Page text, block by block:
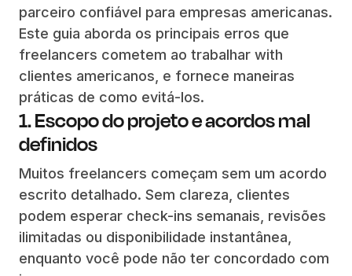
parceiro confiável para empresas americanas.
Este guia aborda os principais erros que
freelancers cometem ao trabalhar with
clientes americanos, e fornece maneiras
práticas de como evitá-los.
1. Escopo do projeto e acordos mal
definidos
Muitos freelancers começam sem um acordo
escrito detalhado. Sem clareza, clientes
podem esperar check-ins semanais, revisões
ilimitadas ou disponibilidade instantânea,
enquanto você pode não ter concordado com